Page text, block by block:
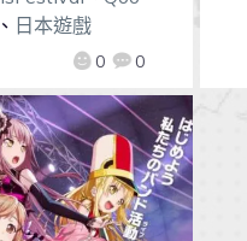
0 0
日本遊戲